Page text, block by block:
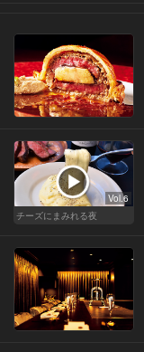
Vol.6
チーズにまみれる夜